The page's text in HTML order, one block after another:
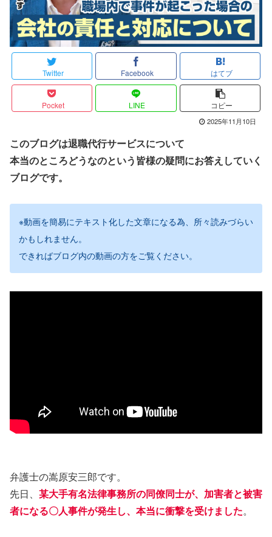
Twitter Facebook はてブ
Pocket LINE コピー
2025年11月10日
このブログは退職代行サービスについて
本当のところどうなのという皆様の疑問にお答えしていく
ブログです。
※動画を簡易にテキスト化した文章になる為、所々読みづらい
かもしれません。
できればブログ内の動画の方をご覧ください。
弁護士の嵩原安三郎です。
先日、 某大手有名法律事務所の同僚同士が、加害者と被害
者になる〇人事件が発生し、本当に衝撃を受けました。